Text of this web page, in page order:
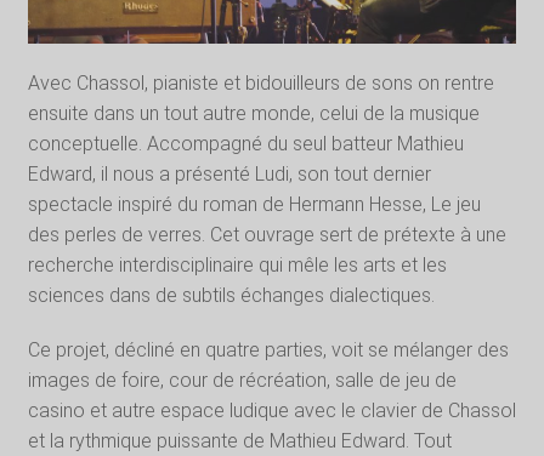
Avec Chassol, pianiste et bidouilleurs de sons on rentre
ensuite dans un tout autre monde, celui de la musique
conceptuelle. Accompagné du seul batteur Mathieu
Edward, il nous a présenté Ludi, son tout dernier
spectacle inspiré du roman de Hermann Hesse, Le jeu
des perles de verres. Cet ouvrage sert de prétexte à une
recherche interdisciplinaire qui mêle les arts et les
sciences dans de subtils échanges dialectiques.
Ce projet, décliné en quatre parties, voit se mélanger des
images de foire, cour de récréation, salle de jeu de
casino et autre espace ludique avec le clavier de Chassol
et la rythmique puissante de Mathieu Edward. Tout